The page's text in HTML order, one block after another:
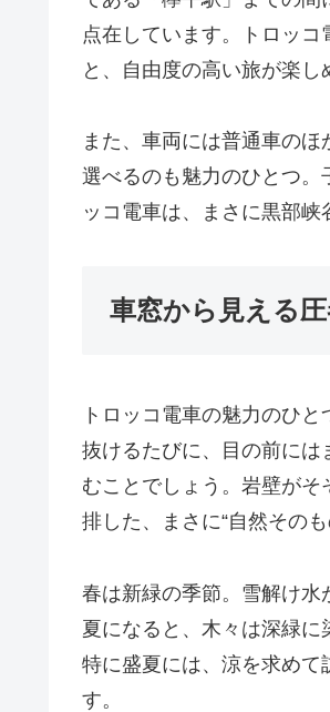
点在しています。トロッ
と、自由度の高い旅が楽し
また、車両には普通車の
選べるのも魅力のひとつ。
ッコ電車は、まさに黒部峡
車窓から見える
トロッコ電車の魅力のひ
抜けるたびに、目の前に
むことでしょう。岩壁が
排した、まさに“自然そのも
春は新緑の季節。雪解け水
夏になると、木々は深緑に
特に盛夏には、涼を求めて
す。